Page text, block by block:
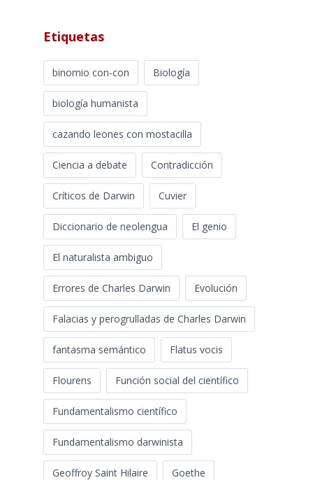
Etiquetas
binomio con-con Biología
biología humanista
cazando leones con mostacilla
Ciencia a debate Contradicción
Críticos de Darwin Cuvier
Diccionario de neolengua El genio
El naturalista ambiguo
Errores de Charles Darwin Evolución
Falacias y perogrulladas de Charles Darwin
fantasma semántico Flatus vocis
Flourens Función social del científico
Fundamentalismo científico
Fundamentalismo darwinista
Geoffroy Saint Hilaire Goethe